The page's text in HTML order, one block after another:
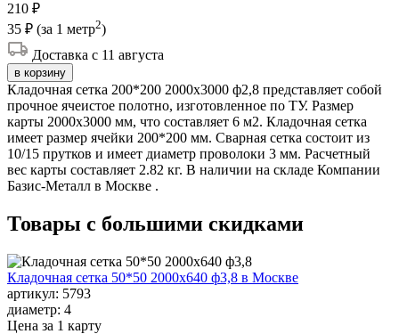
210 ₽
35 ₽ (за 1 метр2)
Доставка с 11 августа
в корзину
Кладочная сетка 200*200 2000х3000 ф2,8 представляет собой
прочное ячеистое полотно, изготовленное по ТУ. Размер
карты 2000х3000 мм, что составляет 6 м2. Кладочная сетка
имеет размер ячейки 200*200 мм. Сварная сетка состоит из
10/15 прутков и имеет диаметр проволоки 3 мм. Расчетный
вес карты составляет 2.82 кг. В наличии на складе Компании
Базис-Металл в Москве .
Товары с большими скидками
Кладочная сетка 50*50 2000х640 ф3,8 в Москве
артикул: 5793
диаметр: 4
Цена за 1 карту